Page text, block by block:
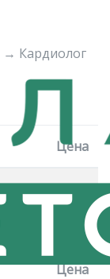
→ Кардиолог
Цена
Цена